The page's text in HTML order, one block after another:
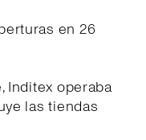
en 26
Inditex operaba
las tiendas